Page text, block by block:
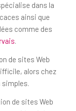
dans la
ainsi que
comme des
.
de sites Web
alors chez
simples.
de sites Web